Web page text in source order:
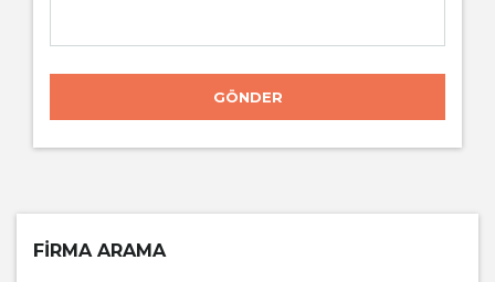
GÖNDER
FIRMA ARAMA